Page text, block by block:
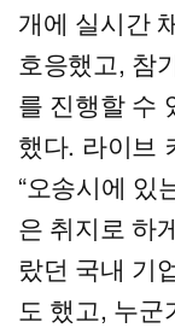
개에 실시간
호응했고, 참
를 진행할 수
했다. 라이브
“오송시에 있
은 취지로 하
랐던 국내 기
도 했고, 누군